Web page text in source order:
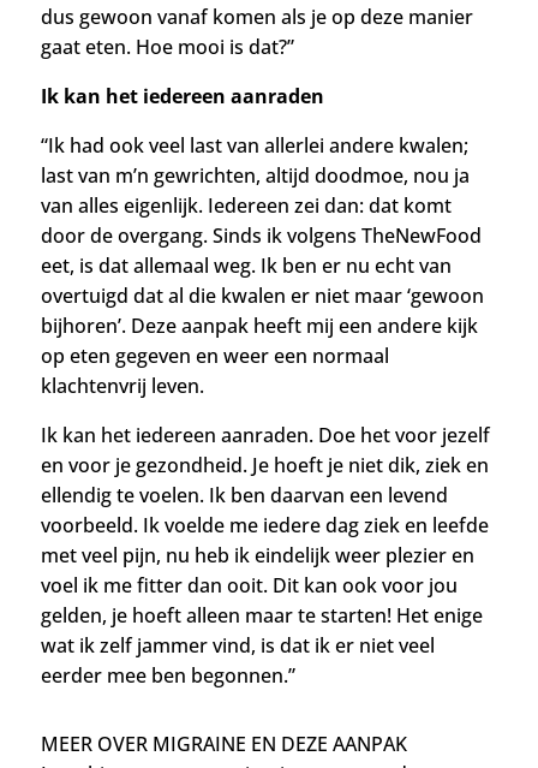
dus gewoon vanaf komen als je op deze manier
gaat eten. Hoe mooi is dat?”
Ik kan het iedereen aanraden
“Ik had ook veel last van allerlei andere kwalen;
last van m’n gewrichten, altijd doodmoe, nou ja
van alles eigenlijk. Iedereen zei dan: dat komt
door de overgang. Sinds ik volgens TheNewFood
eet, is dat allemaal weg. Ik ben er nu echt van
overtuigd dat al die kwalen er niet maar ‘gewoon
bijhoren’. Deze aanpak heeft mij een andere kijk
op eten gegeven en weer een normaal
klachtenvrij leven.
Ik kan het iedereen aanraden. Doe het voor jezelf
en voor je gezondheid. Je hoeft je niet dik, ziek en
ellendig te voelen. Ik ben daarvan een levend
voorbeeld. Ik voelde me iedere dag ziek en leefde
met veel pijn, nu heb ik eindelijk weer plezier en
voel ik me fitter dan ooit. Dit kan ook voor jou
gelden, je hoeft alleen maar te starten! Het enige
wat ik zelf jammer vind, is dat ik er niet veel
eerder mee ben begonnen.”
MEER OVER MIGRAINE EN DEZE AANPAK